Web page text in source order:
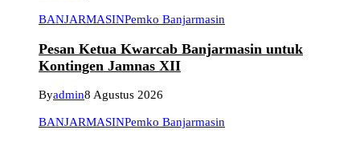
BANJARMASINPemko Banjarmasin
Pesan Ketua Kwarcab Banjarmasin untuk
Kontingen Jamnas XII
Byadmin8 Agustus 2026
BANJARMASINPemko Banjarmasin